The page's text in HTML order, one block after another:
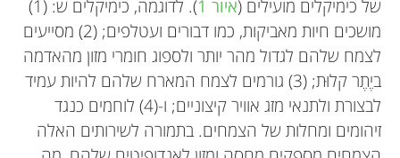
של כימיקלים מועילים (איור 1
). לדוגמה, כימיקלים ש: (1)
מושכים חיות מאביקות, כמו דבורים ועטלפים; (2) מסייעים
לצמח שלהם לגדול מהר יותר ולספוג חומרי מזון מהאדמה
ביֶתֶר קלוּת; (3) גורמים לצמח המארח שלהם להיות עמיד
לבצורת ולתנאי מזג אוויר קיצוניים; ו-(4) לוחמים כנגד
זיהומים ומחלות של הצמחים. בתמורה לשירותים האלה